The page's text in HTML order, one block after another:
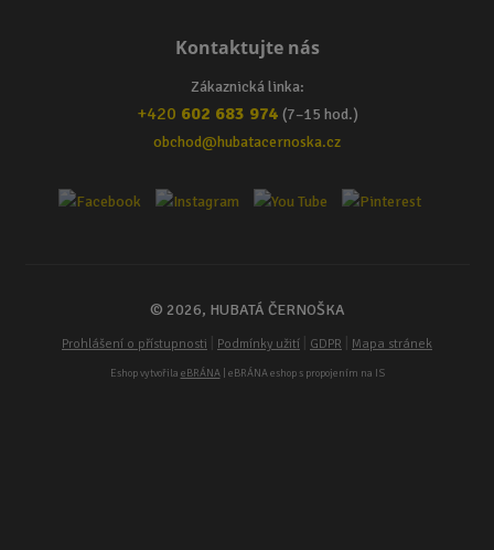
Kontaktujte nás
Zákaznická linka:
+420 602 683 974 (7–15 hod.)
obchod@hubatacernoska.cz
© 2026, HUBATÁ ČERNOŠKA
Prohlášení o přístupnosti Podmínky užití GDPR Mapa stránek
Eshop vytvořila eBRÁNA| eBRÁNA eshop s propojením na IS